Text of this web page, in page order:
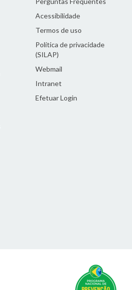
Acessibilidade
Termos de uso
Política de privacidade
(SILAP)
Webmail
Intranet
Efetuar Login